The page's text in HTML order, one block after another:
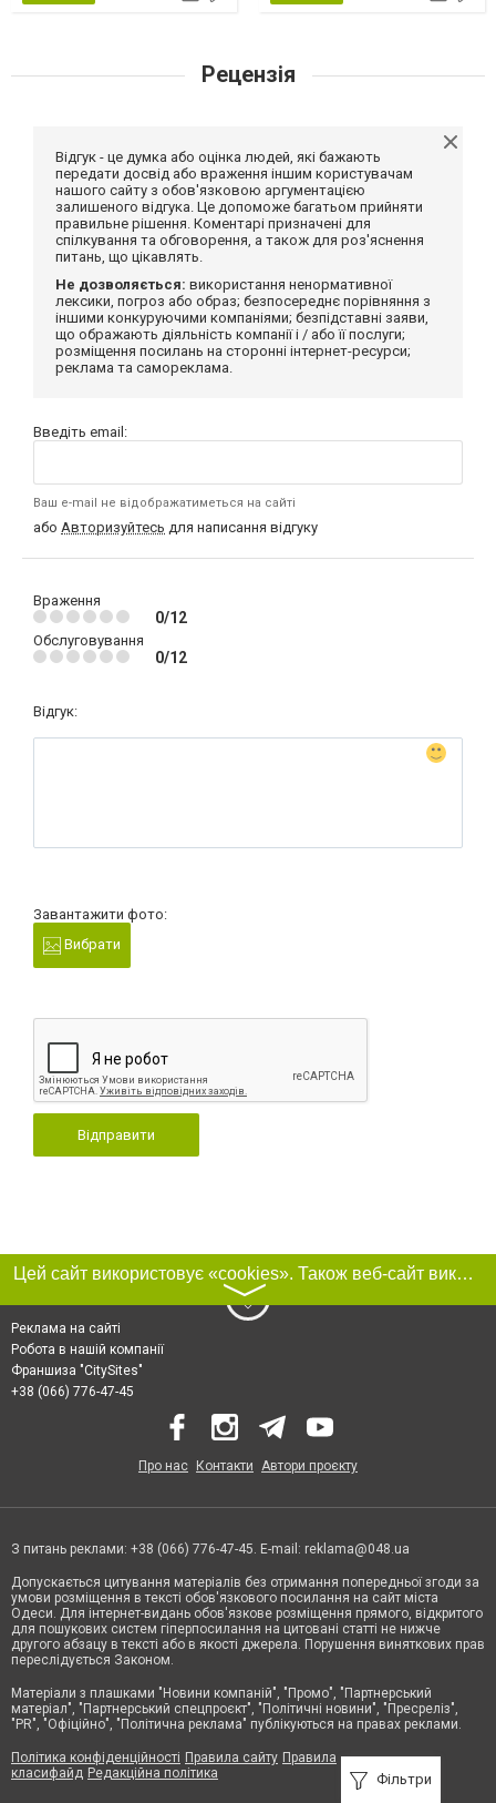
Рецензія
Відгук - це думка або оцінка людей, які бажають
передати досвід або враження іншим користувачам
нашого сайту з обов'язковою аргументацією
залишеного відгука. Це допоможе багатьом прийняти
правильне рішення. Коментарі призначені для
спілкування та обговорення, а також для роз'яснення
питань, що цікавлять.
Не дозволяється: використання ненормативної
лексики, погроз або образ; безпосереднє порівняння з
іншими конкуруючими компаніями; безпідставні заяви,
що ображають діяльність компанії і / або її послуги;
розміщення посилань на сторонні інтернет-ресурси;
реклама та самореклама.
Введіть email:
Ваш e-mail не відображатиметься на сайті
або Авторизуйтесь для написання відгуку
Враження
0/12
Обслуговування
0/12
Відгук:
Завантажити фото:
Вибрати
Відправити
Фільтри
Цей сайт використовує «cookies». Також веб-сайт використовує інтернет-сервіс для збору технічних даних стосовно відвідувачів з метою отримання маркетингової та статистичної інформації. Умови обробки даних відвідувачів сайту див.
〉
Реклама на сайті
Робота в нашій компанії
Франшиза "CitySites"
+38 (066) 776-47-45
Про нас Контакти Автори проєкту
З питань реклами: +38 (066) 776-47-45. E-mail: reklama@048.ua
Допускається цитування матеріалів без отримання попередньої згоди за
умови розміщення в тексті обов'язкового посилання на сайт міста
Одеси. Для інтернет-видань обов'язкове розміщення прямого, відкритого
для пошукових систем гіперпосилання на цитовані статті не нижче
другого абзацу в тексті або в якості джерела. Порушення виняткових прав
переслідується Законом.
Матеріали з плашками "Новини компаній", "Промо", "Партнерський
матеріал", "Партнерський спецпроєкт", "Політичні новини", "Пресреліз",
"PR", "Офіційно", "Політична реклама" публікуються на правах реклами.
Політика конфіденційності Правила сайту Правила
класифайд Редакційна політика